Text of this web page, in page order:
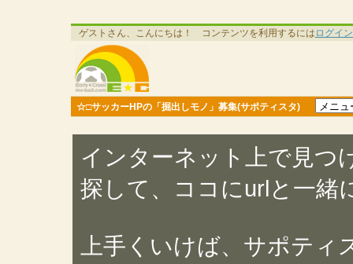
ゲストさん、こんにちは！ コンテンツを利用するには ログイン
☆□サッカーHPの「掘出しモノ」募集(サポティスタ)
インターネット上で見つ
探して、ココにurlと一緒
上手くいけば、サポテ